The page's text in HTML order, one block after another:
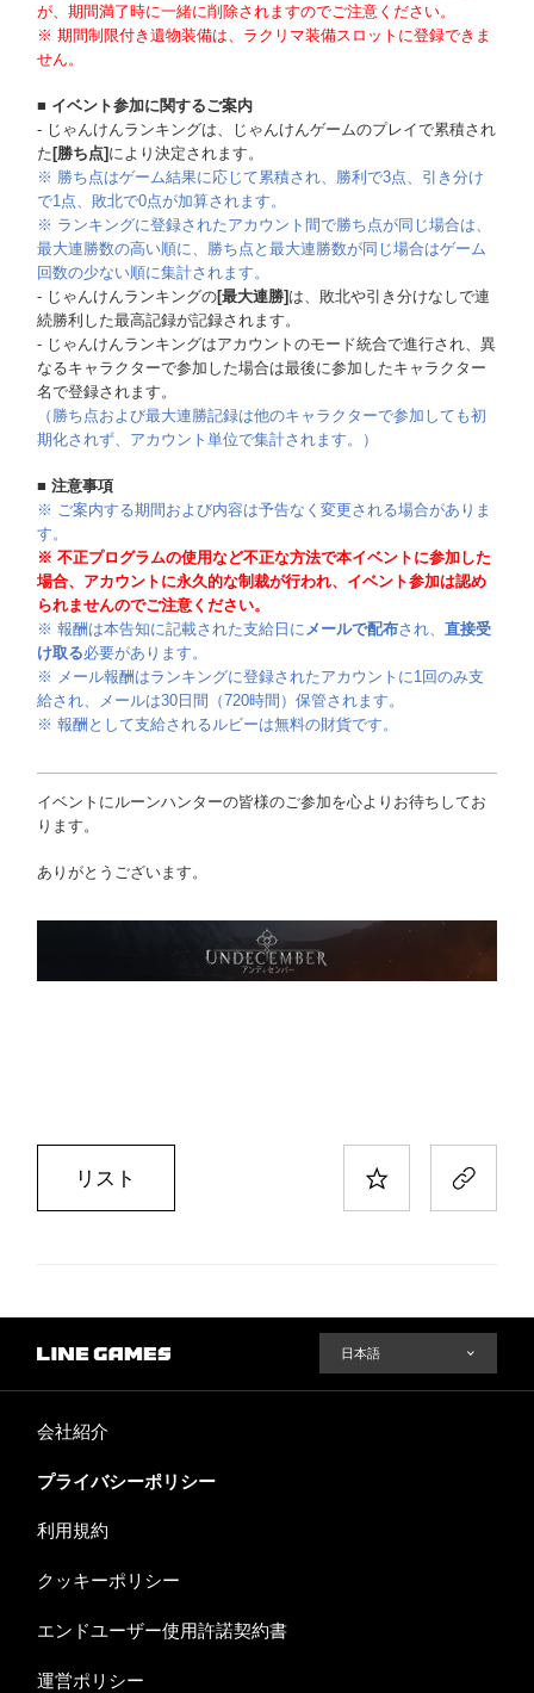
が、期間満了時に一緒に削除されますのでご注意ください。
※ 期間制限付き遺物装備は、ラクリマ装備スロットに登録できま
せん。
■ イベント参加に関するご案内
- じゃんけんランキングは、じゃんけんゲームのプレイで累積され
た [勝ち点] により決定されます。
※ 勝ち点はゲーム結果に応じて累積され、勝利で3点、引き分け
で1点、敗北で0点が加算されます。
※ ランキングに登録されたアカウント間で勝ち点が同じ場合は、
最大連勝数の高い順に、勝ち点と最大連勝数が同じ場合はゲーム
回数の少ない順に集計されます。
- じゃんけんランキングの[最大連勝] は、敗北や引き分けなしで連
続勝利した最高記録が記録されます。
- じゃんけんランキングはアカウントのモード統合で進行され、異
なるキャラクターで参加した場合は最後に参加したキャラクター
名で登録されます。
（勝ち点および最大連勝記録は他のキャラクターで参加しても初
期化されず、アカウント単位で集計されます。）
■ 注意事項
※ ご案内する期間および内容は予告なく変更される場合がありま
す。
※ 不正プログラムの使用など不正な方法で本イベントに参加した
場合、アカウントに永久的な制裁が行われ、イベント参加は認め
られませんのでご注意ください。
※ 報酬は本告知に記載された支給日に メールで配布され、直接受
け取る必要があります。
※ メール報酬はランキングに登録されたアカウントに1回のみ支
給され、メールは30日間（720時間）保管されます。
※ 報酬として支給されるルビーは無料の財貨です。
イベントにルーンハンターの皆様のご参加を心よりお待ちしてお
ります。
ありがとうございます。
リスト
会社紹介
プライバシーポリシー
利用規約
クッキーポリシー
エンドユーザー使用許諾契約書
運営ポリシー